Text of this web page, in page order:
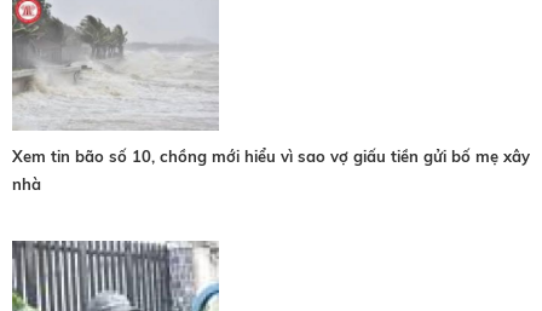
Xem tin bão số 10, chồng mới hiểu vì sao vợ giấu tiền gửi bố mẹ xây
nhà